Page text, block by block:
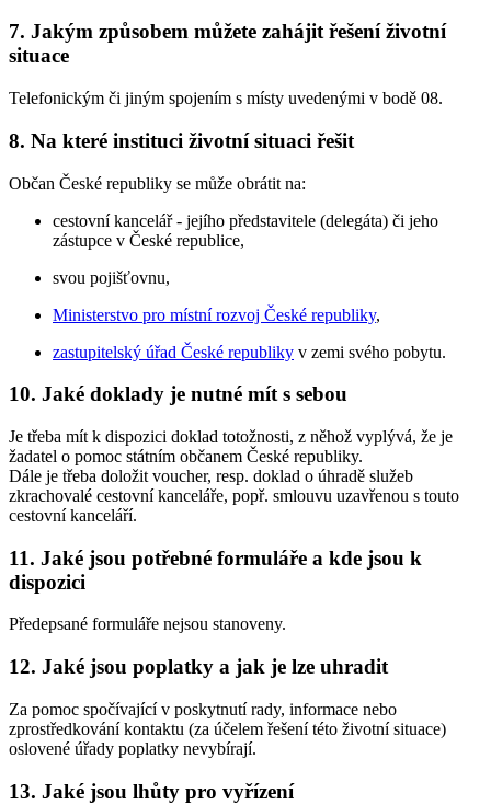
7. Jakým způsobem můžete zahájit řešení životní
situace
Telefonickým či jiným spojením s místy uvedenými v bodě 08.
8. Na které instituci životní situaci řešit
Občan České republiky se může obrátit na:
cestovní kancelář - jejího představitele (delegáta) či jeho
zástupce v České republice,
svou pojišťovnu,
Ministerstvo pro místní rozvoj České republiky,
zastupitelský úřad České republiky v zemi svého pobytu.
10. Jaké doklady je nutné mít s sebou
Je třeba mít k dispozici doklad totožnosti, z něhož vyplývá, že je
žadatel o pomoc státním občanem České republiky.
Dále je třeba doložit voucher, resp. doklad o úhradě služeb
zkrachovalé cestovní kanceláře, popř. smlouvu uzavřenou s touto
cestovní kanceláří.
11. Jaké jsou potřebné formuláře a kde jsou k
dispozici
Předepsané formuláře nejsou stanoveny.
12. Jaké jsou poplatky a jak je lze uhradit
Za pomoc spočívající v poskytnutí rady, informace nebo
zprostředkování kontaktu (za účelem řešení této životní situace)
oslovené úřady poplatky nevybírají.
13. Jaké jsou lhůty pro vyřízení